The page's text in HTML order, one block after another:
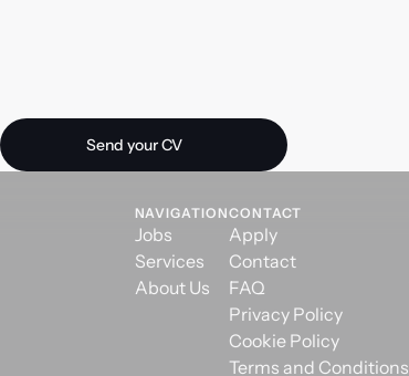
Send your CV
Send your CV
NAVIGATION
Jobs
Services
About Us
CONTACT
Apply
Contact
FAQ
Privacy Policy
Cookie Policy
Terms and Conditions